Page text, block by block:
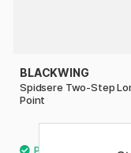
BLACKWING
Spidsere Two-Step
Point